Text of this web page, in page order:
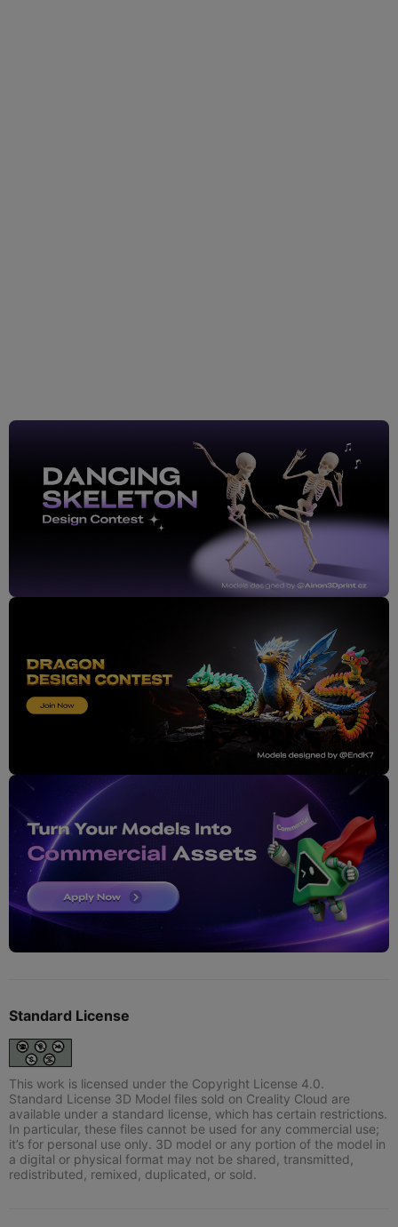
Standard License
This work is licensed under the Copyright License 4.0.
Standard License 3D Model files sold on Creality Cloud are
available under a standard license, which has certain restrictions.
In particular, these files cannot be used for any commercial use;
it’s for personal use only. 3D model or any portion of the model in
a digital or physical format may not be shared, transmitted,
redistributed, remixed, duplicated, or sold.